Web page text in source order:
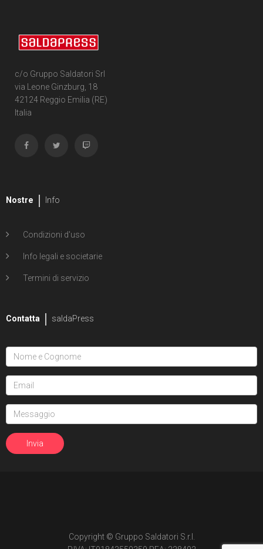
c/o Gruppo Saldatori Srl
via Leone Ginzburg, 18
42124 Reggio Emilia (RE)
Italia
Nostre Info
Condizioni d'uso
Info legali e societarie
Termini di servizio
Contatta saldaPress
Copyright © Gruppo Saldatori S.r.l.